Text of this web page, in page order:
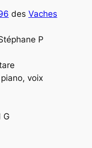
des Vaches
P
voix
G